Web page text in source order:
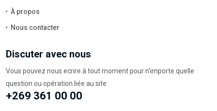
À propos
Nous contacter
Discuter avec nous
Vous pouvez nous ecrire à tout moment pour n'importe quelle
question ou opération liée au site
+269 361 00 00